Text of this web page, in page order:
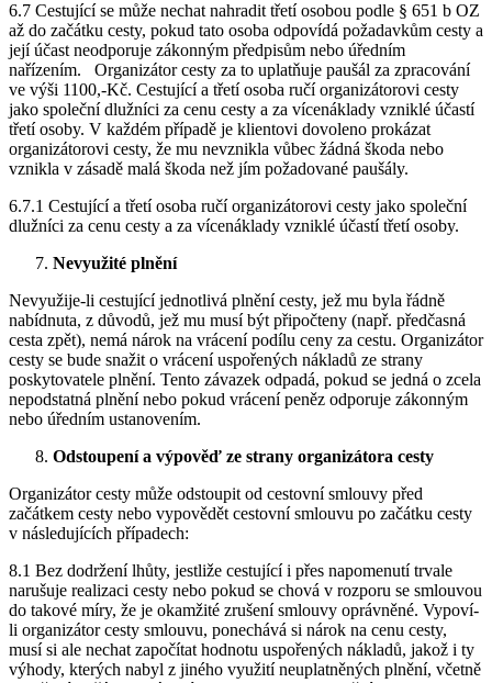
6.7 Cestující se může nechat nahradit třetí osobou podle § 651 b OZ
až do začátku cesty, pokud tato osoba odpovídá požadavkům cesty a
její účast neodporuje zákonným předpisům nebo úředním
nařízením. Organizátor cesty za to uplatňuje paušál za zpracování
ve výši 1100,-Kč. Cestující a třetí osoba ručí organizátorovi cesty
jako společní dlužníci za cenu cesty a za vícenáklady vzniklé účastí
třetí osoby. V každém případě je klientovi dovoleno prokázat
organizátorovi cesty, že mu nevznikla vůbec žádná škoda nebo
vznikla v zásadě malá škoda než jím požadované paušály.
6.7.1 Cestující a třetí osoba ručí organizátorovi cesty jako společní
dlužníci za cenu cesty a za vícenáklady vzniklé účastí třetí osoby.
Nevyužité plnění
Nevyužije-li cestující jednotlivá plnění cesty, jež mu byla řádně
nabídnuta, z důvodů, jež mu musí být připočteny (např. předčasná
cesta zpět), nemá nárok na vrácení podílu ceny za cestu. Organizátor
cesty se bude snažit o vrácení uspořených nákladů ze strany
poskytovatele plnění. Tento závazek odpadá, pokud se jedná o zcela
nepodstatná plnění nebo pokud vrácení peněz odporuje zákonným
nebo úředním ustanovením.
Odstoupení a výpověď ze strany organizátora cesty
Organizátor cesty může odstoupit od cestovní smlouvy před
začátkem cesty nebo vypovědět cestovní smlouvu po začátku cesty
v následujících případech:
8.1 Bez dodržení lhůty, jestliže cestující i přes napomenutí trvale
narušuje realizaci cesty nebo pokud se chová v rozporu se smlouvou
do takové míry, že je okamžité zrušení smlouvy oprávněné. Vypoví-
li organizátor cesty smlouvu, ponechává si nárok na cenu cesty,
musí si ale nechat započítat hodnotu uspořených nákladů, jakož i ty
výhody, kterých nabyl z jiného využití neuplatněných plnění, včetně